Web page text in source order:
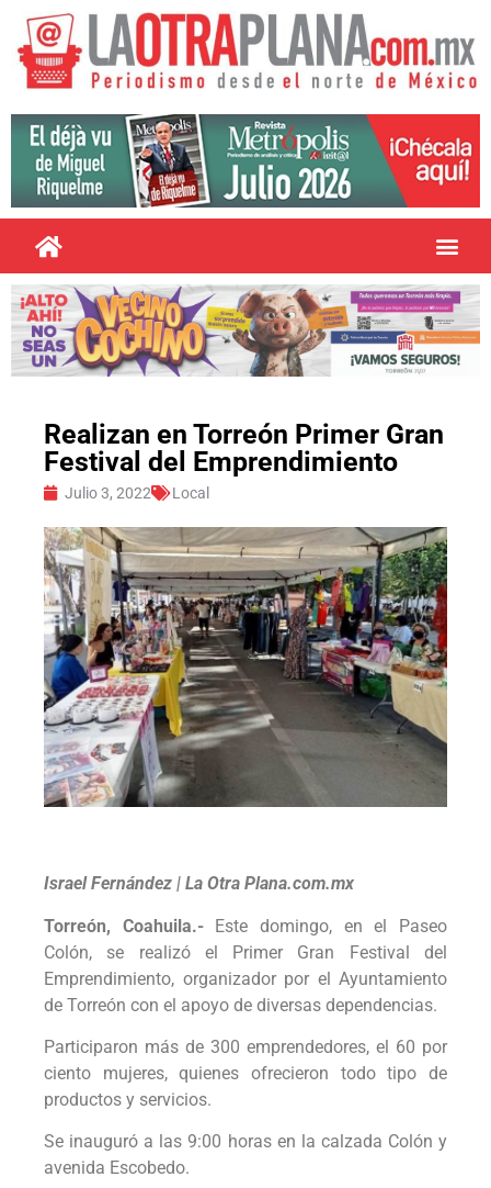
Realizan en Torreón Primer Gran
Festival del Emprendimiento
Julio 3, 2022 Local
Israel Fernández | La Otra Plana.com.mx
Torreón, Coahuila.-Este domingo, en el Paseo
Colón, se realizó el Primer Gran Festival del
Emprendimiento, organizador por el Ayuntamiento
de Torreón con el apoyo de diversas dependencias.
Participaron más de 300 emprendedores, el 60 por
ciento mujeres, quienes ofrecieron todo tipo de
productos y servicios.
Se inauguró a las 9:00 horas en la calzada Colón y
avenida Escobedo.